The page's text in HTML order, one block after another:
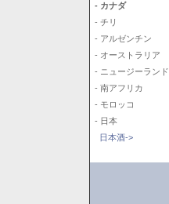
- カナダ
- チリ
- アルゼンチン
- オーストラリア
- ニュージーランド
- 南アフリカ
- モロッコ
- 日本
日本酒->